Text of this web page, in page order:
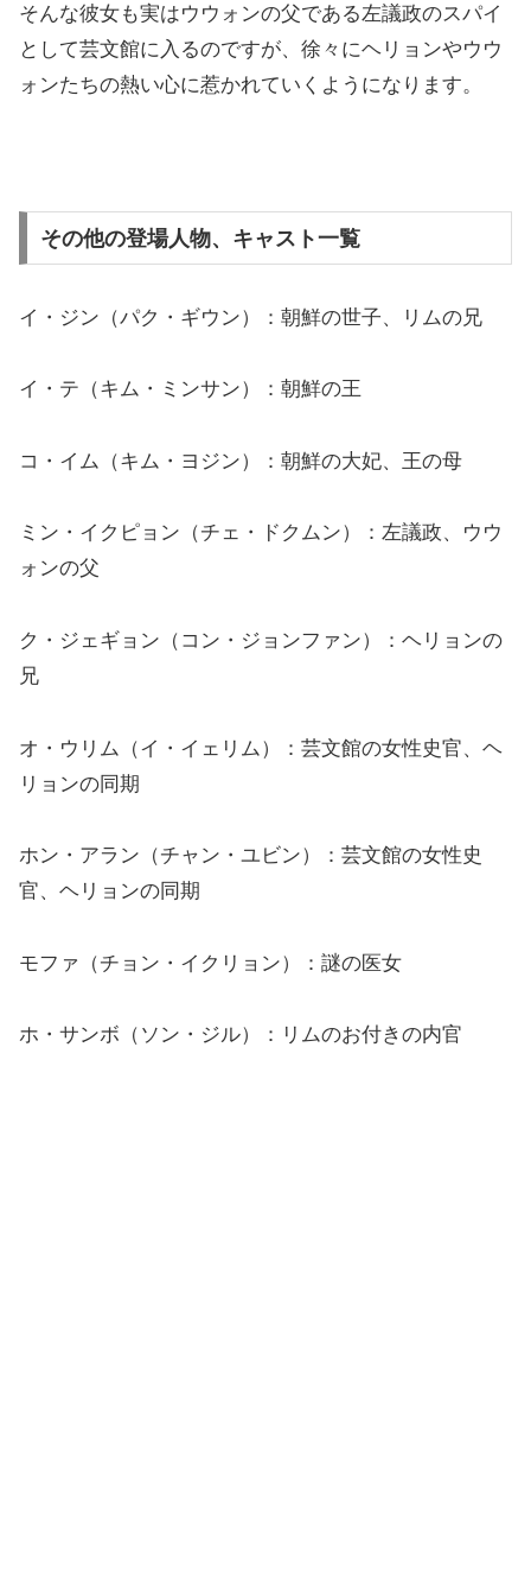
そんな彼女も実はウウォンの父である左議政のスパイ
として芸文館に入るのですが、徐々にヘリョンやウウ
ォンたちの熱い心に惹かれていくようになります。
その他の登場人物、キャスト一覧
イ・ジン（パク・ギウン）：朝鮮の世子、リムの兄
イ・テ（キム・ミンサン）：朝鮮の王
コ・イム（キム・ヨジン）：朝鮮の大妃、王の母
ミン・イクピョン（チェ・ドクムン）：左議政、ウウ
ォンの父
ク・ジェギョン（コン・ジョンファン）：ヘリョンの
兄
オ・ウリム（イ・イェリム）：芸文館の女性史官、ヘ
リョンの同期
ホン・アラン（チャン・ユビン）：芸文館の女性史
官、ヘリョンの同期
モファ（チョン・イクリョン）：謎の医女
ホ・サンボ（ソン・ジル）：リムのお付きの内官